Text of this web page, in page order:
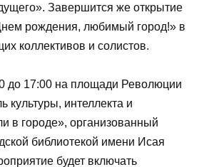
Завершится же открытие
рождения, любимый город!» в
коллективов и солистов.
до 17:00 на площади Революции
культуры, интеллекта и
в городе», организованный
библиотекой имени Исая
будет включать